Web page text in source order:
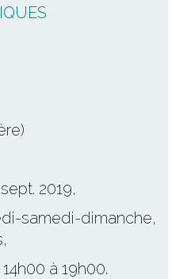
2019,
samedi-dimanche,
à 19h00.